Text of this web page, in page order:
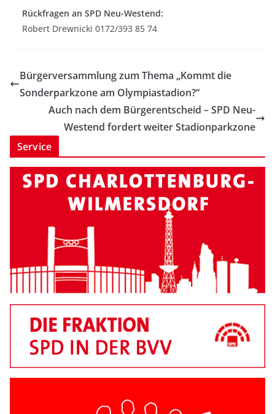
Rückfragen an SPD Neu-Westend:
Robert Drewnicki 0172/393 85 74
Bürgerversammlung zum Thema „Kommt die
Sonderparkzone am Olympiastadion?“
Auch nach dem Bürgerentscheid – SPD Neu-
Westend fordert weiter Stadionparkzone
Service